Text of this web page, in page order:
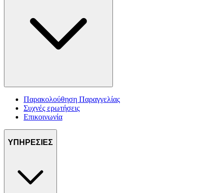
Παρακολούθηση Παραγγελίας
Συχνές ερωτήσεις
Επικοινωνία
ΥΠΗΡΕΣΙΕΣ